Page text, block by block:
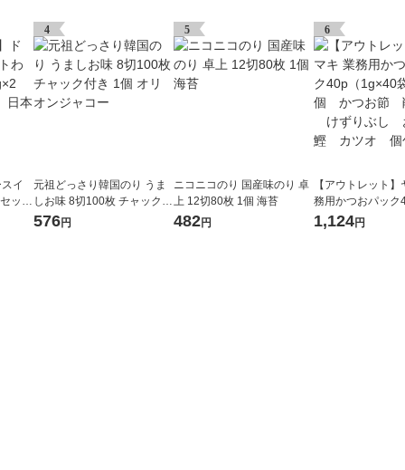
イ
ット
4
元祖どっさり韓国のり うま
しお味 8切100枚 チャック付
き 1個 オリオンジャコー
576円
5
ニコニコのり 国産味のり 卓
上 12切80枚 1個 海苔
482円
6
【アウトレット
務用かつおパック
40袋入）2個 か
1,124円